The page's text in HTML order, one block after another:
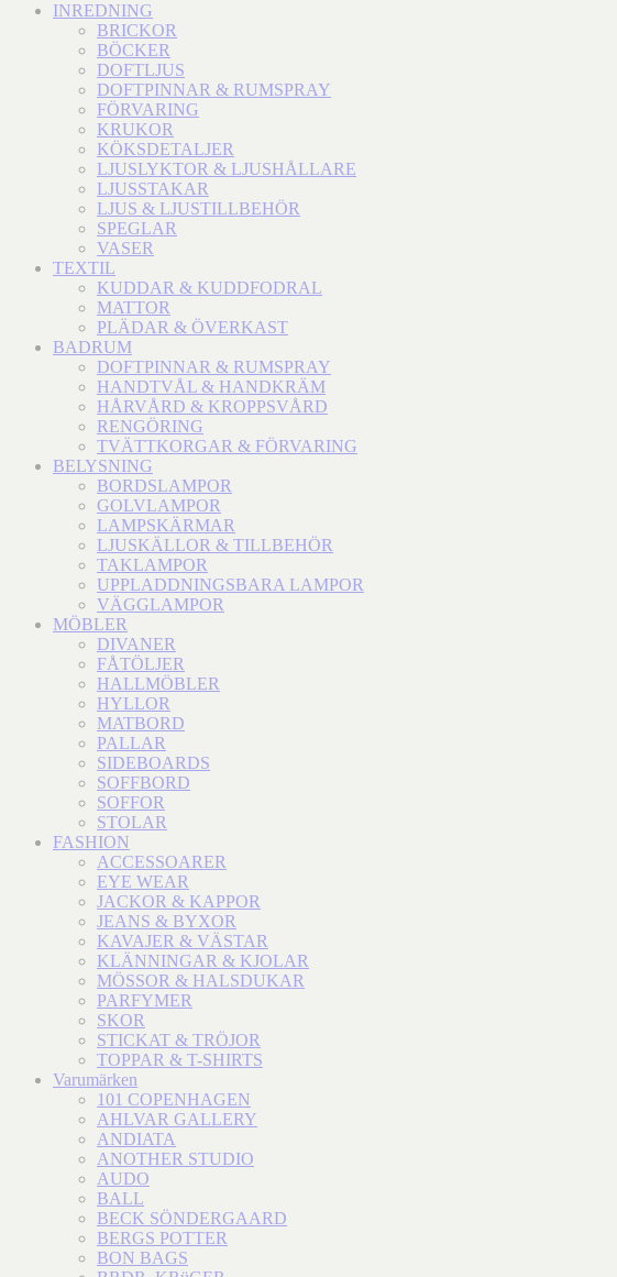
INREDNING
BRICKOR
BÖCKER
DOFTLJUS
DOFTPINNAR & RUMSPRAY
FÖRVARING
KRUKOR
KÖKSDETALJER
LJUSLYKTOR & LJUSHÅLLARE
LJUSSTAKAR
LJUS & LJUSTILLBEHÖR
SPEGLAR
VASER
TEXTIL
KUDDAR & KUDDFODRAL
MATTOR
PLÄDAR & ÖVERKAST
BADRUM
DOFTPINNAR & RUMSPRAY
HANDTVÅL & HANDKRÄM
HÅRVÅRD & KROPPSVÅRD
RENGÖRING
TVÄTTKORGAR & FÖRVARING
BELYSNING
BORDSLAMPOR
GOLVLAMPOR
LAMPSKÄRMAR
LJUSKÄLLOR & TILLBEHÖR
TAKLAMPOR
UPPLADDNINGSBARA LAMPOR
VÄGGLAMPOR
MÖBLER
DIVANER
FÅTÖLJER
HALLMÖBLER
HYLLOR
MATBORD
PALLAR
SIDEBOARDS
SOFFBORD
SOFFOR
STOLAR
FASHION
ACCESSOARER
EYE WEAR
JACKOR & KAPPOR
JEANS & BYXOR
KAVAJER & VÄSTAR
KLÄNNINGAR & KJOLAR
MÖSSOR & HALSDUKAR
PARFYMER
SKOR
STICKAT & TRÖJOR
TOPPAR & T-SHIRTS
Varumärken
101 COPENHAGEN
AHLVAR GALLERY
ANDIATA
ANOTHER STUDIO
AUDO
BALL
BECK SÖNDERGAARD
BERGS POTTER
BON BAGS